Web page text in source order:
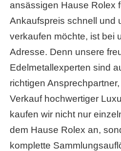
ansässigen Hause Rolex
Ankaufspreis schnell und
verkaufen möchte, ist bei
Adresse. Denn unsere
Edelmetallexperten sind
richtigen
Verkauf hochwertiger
kaufen wir nicht nur
dem Hause Rolex an,
komplette